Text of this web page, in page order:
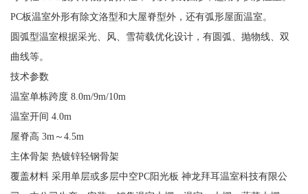
PC板温室外形有除文洛型和大屋脊型外，还有弧形屋面温室。
圆弧型温室根据采光、风、雪荷载优化设计，有圆弧、抛物线、双
曲线等。
技术参数
温室单栋跨度 8.0m/9m/10m
温室开间 4.0m
屋脊高 3m～4.5m
主体骨架 热镀锌轻钢骨架
覆盖材料 采用单层或多层中空PC阳光板 神龙拜耳温室科技有限公